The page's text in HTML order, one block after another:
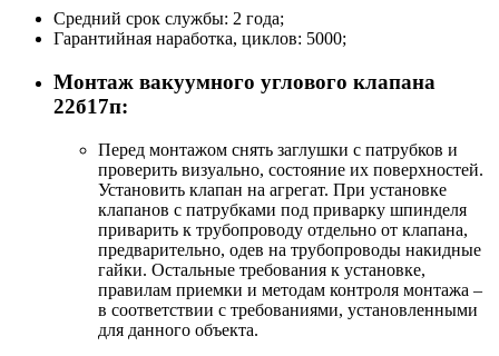
Средний срок службы: 2 года;
Гарантийная наработка, циклов: 5000;
Монтаж вакуумного углового клапана
22б17п:
Перед монтажом снять заглушки с патрубков и
проверить визуально, состояние их поверхностей.
Установить клапан на агрегат. При установке
клапанов с патрубками под приварку шпинделя
приварить к трубопроводу отдельно от клапана,
предварительно, одев на трубопроводы накидные
гайки. Остальные требования к установке,
правилам приемки и методам контроля монтажа –
в соответствии с требованиями, установленными
для данного объекта.